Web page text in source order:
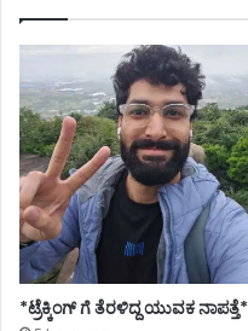
*ಟ್ರೆಕ್ಕಿಂಗ್ ಗೆ ತೆರಳಿದ್ದ ಯುವಕ ನಾಪತ್ತೆ*